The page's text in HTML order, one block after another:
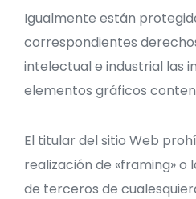
Igualmente están
correspondientes
intelectual e industrial las
elementos gráficos
El titular del sitio Web
realización de «framing»
de terceros de